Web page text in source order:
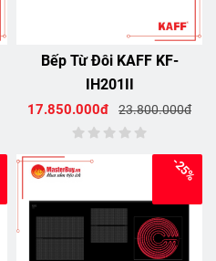
Bếp Từ Đôi KAFF KF-
IH201II
17.850.000đ 23.800.000đ
-25%